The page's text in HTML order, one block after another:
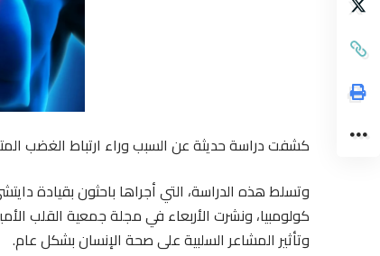
كشفت دراسة حديثة عن السبب وراء ارتباط الغضب
وتسلط هذه الدراسة، التي أجراها باحثون بقيادة
كولومبيا، ونشرت الأربعاء في مجلة جمعية القلب
وتأثير المشاعر السلبية على صحة الإنسان بشكل عام.